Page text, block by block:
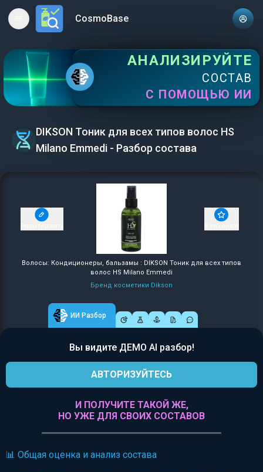
Open main menuCosmoBase
АНАЛИЗИРУЙТЕ
СОСТАВ
С ПОМОЩЬЮ ИИ
DIKSON Тоник для всех типов волос HS
Milano Emmedi - Разбор состава
Волосы: Кондиционеры, бальзамы : DIKSON Тоник для всех типов
волос HS Milano Emmedi
Бренд косметики Dikson
ИИ Разбор
Вы видите ДЕМО AI разбор!
АВТОРИЗУЙТЕСЬ
И ПОЛУЧИТЕ ТАКОЙ ЖЕ,
НО УЖЕ ДЛЯ СВОИХ СОСТАВОВ
📊 Общая оценка и анализ состава